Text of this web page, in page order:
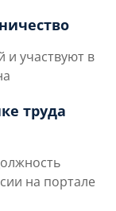
участвуют в
труда
на портале